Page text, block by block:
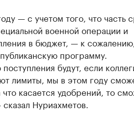
— с учетом того, что часть
военной операции и
в бюджет, — к
программу.
будут, если
лимиты, мы в этом году
касается удобрений, то
Нуриахметов.